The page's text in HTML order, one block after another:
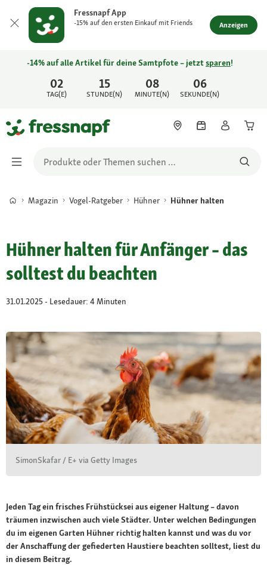
Fressnapf App
-15% auf den ersten Einkauf mit Friends Anzeigen
02
TAG(E)
15
STUNDE(N)
08
MINUTE(N)
06
SEKUNDE(N)
-14% auf alle Artikel für deine Samtpfote – jetztsparen!
Magazin Vogel-Ratgeber Hühner Hühner halten
Hühner halten für Anfänger – das
solltest du beachten
31.01.2025 - Lesedauer: 4 Minuten
SimonSkafar / E+ via Getty Images
Jeden Tag ein frisches Frühstücksei aus eigener Haltung – davon
träumen inzwischen auch viele Städter. Unter welchen Bedingungen
du im eigenen Garten Hühner richtig halten kannst und was du vor
der Anschaffung der gefiederten Haustiere beachten solltest, liest du
in diesem Beitrag.